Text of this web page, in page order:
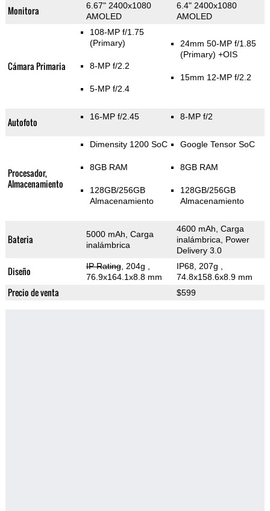
Monitora
6.67" 2400x1080
AMOLED
6.4" 2400x1080
AMOLED
Cámara Primaria
108-MP f/1.75
(Primary)
8-MP f/2.2
5-MP f/2.4
24mm 50-MP f/1.85
(Primary) +OIS
15mm 12-MP f/2.2
Autofoto 16-MP f/2.45 8-MP f/2
Procesador,
Almacenamiento
Dimensity 1200 SoC
8GB RAM
128GB/256GB
Almacenamiento
Google Tensor SoC
8GB RAM
128GB/256GB
Almacenamiento
Bateria
5000 mAh, Carga
inalámbrica
4600 mAh, Carga
inalámbrica, Power
Delivery 3.0
Diseño IP Rating, 204g
76.9x164.1x8.8 mm
IP68, 207g
74.8x158.6x8.9 mm
Precio de venta $599